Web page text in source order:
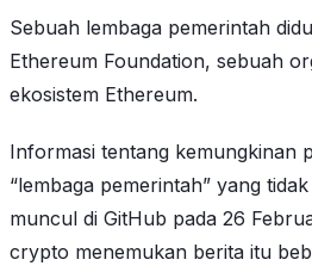
Sebuah lembaga pemerintah
Ethereum Foundation, sebuah
ekosistem Ethereum.
Informasi tentang kemungkinan
“lembaga pemerintah” yang
muncul di GitHub pada 26
crypto menemukan berita itu